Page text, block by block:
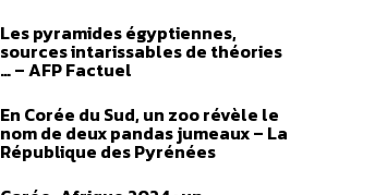
Les pyramides égyptiennes,
sources intarissables de théories
… – AFP Factuel
En Corée du Sud, un zoo révèle le
nom de deux pandas jumeaux – La
République des Pyrénées